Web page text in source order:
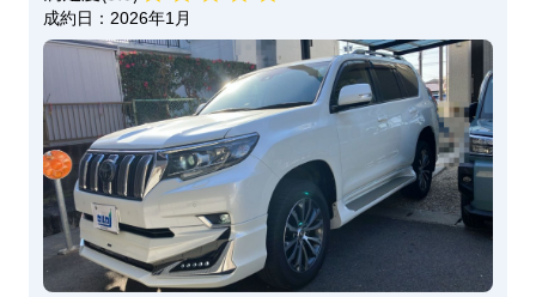
成約日： 2026年1月